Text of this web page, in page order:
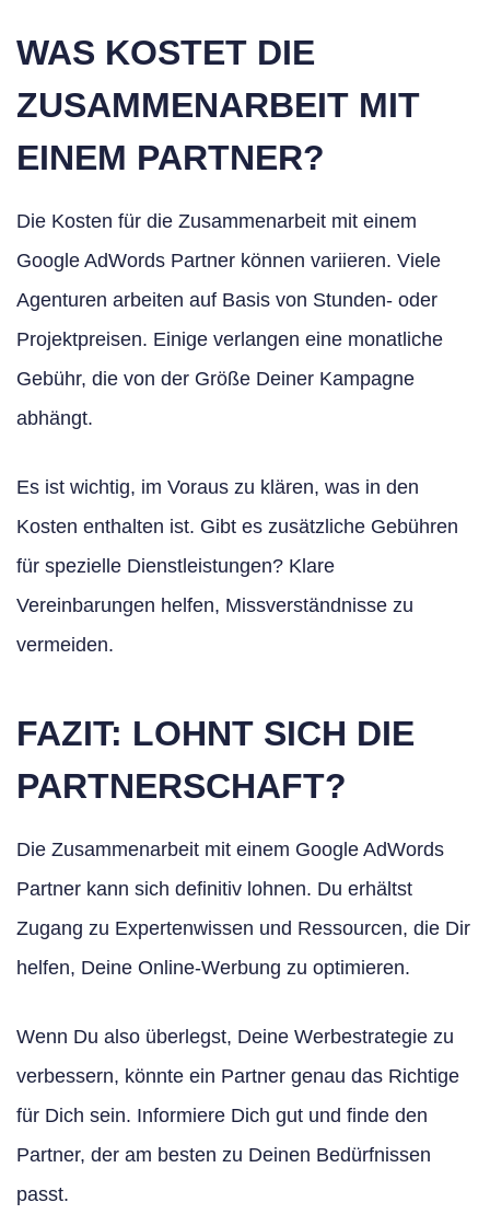
WAS KOSTET DIE
ZUSAMMENARBEIT MIT
EINEM PARTNER?
Die Kosten für die Zusammenarbeit mit einem
Google AdWords Partner können variieren. Viele
Agenturen arbeiten auf Basis von Stunden- oder
Projektpreisen. Einige verlangen eine monatliche
Gebühr, die von der Größe Deiner Kampagne
abhängt.
Es ist wichtig, im Voraus zu klären, was in den
Kosten enthalten ist. Gibt es zusätzliche Gebühren
für spezielle Dienstleistungen? Klare
Vereinbarungen helfen, Missverständnisse zu
vermeiden.
FAZIT: LOHNT SICH DIE
PARTNERSCHAFT?
Die Zusammenarbeit mit einem Google AdWords
Partner kann sich definitiv lohnen. Du erhältst
Zugang zu Expertenwissen und Ressourcen, die Dir
helfen, Deine Online-Werbung zu optimieren.
Wenn Du also überlegst, Deine Werbestrategie zu
verbessern, könnte ein Partner genau das Richtige
für Dich sein. Informiere Dich gut und finde den
Partner, der am besten zu Deinen Bedürfnissen
passt.